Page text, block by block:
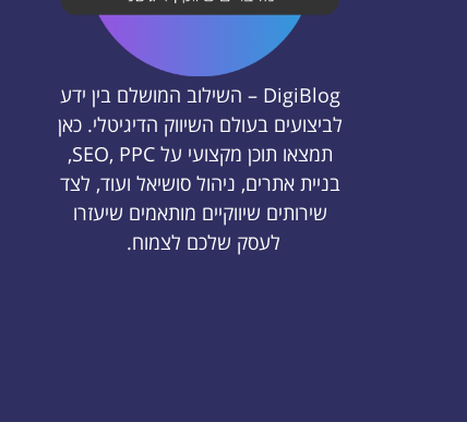
DigiBlog – השילוב המושלם בין ידע
לביצועים בעולם השיווק הדיגיטלי. כאן
תמצאו תוכן מקצועי על SEO, PPC,
בניית אתרים, ניהול סושיאל ועוד, לצד
שירותים שיווקיים מותאמים שיעזרו
לעסק שלכם לצמוח.